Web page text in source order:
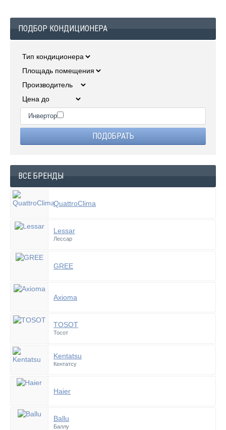
ПОДБОР КОНДИЦИОНЕРА
Инвертор
ВСЕ БРЕНДЫ
QuattroClima
Lessar
Лессар
GREE
Axioma
TOSOT
Тосот
Kentatsu
Кентатсу
Haier
Ballu
Баллу